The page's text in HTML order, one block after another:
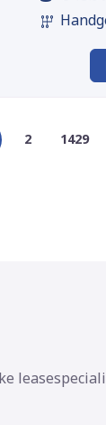
2 1429